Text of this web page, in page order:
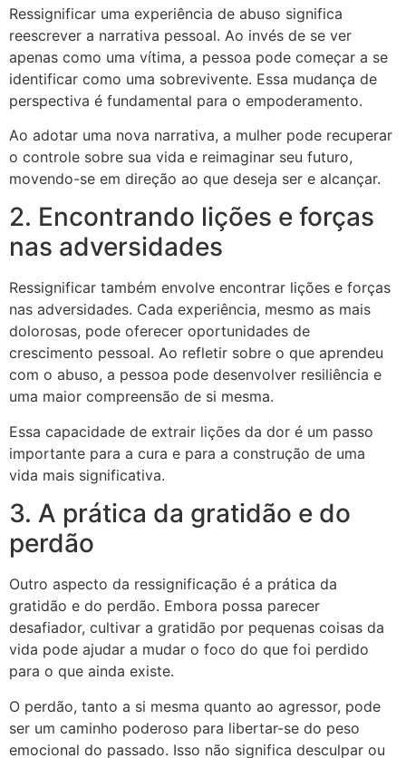
Ressignificar uma experiência de abuso significa
reescrever a narrativa pessoal. Ao invés de se ver
apenas como uma vítima, a pessoa pode começar a se
identificar como uma sobrevivente. Essa mudança de
perspectiva é fundamental para o empoderamento.
Ao adotar uma nova narrativa, a mulher pode recuperar
o controle sobre sua vida e reimaginar seu futuro,
movendo-se em direção ao que deseja ser e alcançar.
2. Encontrando lições e forças
nas adversidades
Ressignificar também envolve encontrar lições e forças
nas adversidades. Cada experiência, mesmo as mais
dolorosas, pode oferecer oportunidades de
crescimento pessoal. Ao refletir sobre o que aprendeu
com o abuso, a pessoa pode desenvolver resiliência e
uma maior compreensão de si mesma.
Essa capacidade de extrair lições da dor é um passo
importante para a cura e para a construção de uma
vida mais significativa.
3. A prática da gratidão e do
perdão
Outro aspecto da ressignificação é a prática da
gratidão e do perdão. Embora possa parecer
desafiador, cultivar a gratidão por pequenas coisas da
vida pode ajudar a mudar o foco do que foi perdido
para o que ainda existe.
O perdão, tanto a si mesma quanto ao agressor, pode
ser um caminho poderoso para libertar-se do peso
emocional do passado. Isso não significa desculpar ou